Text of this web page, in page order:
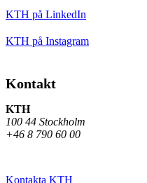
KTH på LinkedIn
KTH på Instagram
Kontakt
KTH
100 44 Stockholm
+46 8 790 60 00
Kontakta KTH